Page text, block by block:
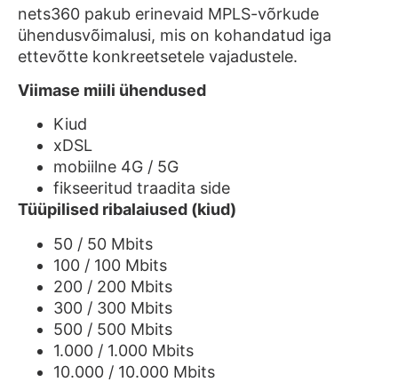
nets360 pakub erinevaid MPLS-võrkude
ühendusvõimalusi, mis on kohandatud iga
ettevõtte konkreetsetele vajadustele.
Viimase miili ühendused
Kiud
xDSL
mobiilne 4G / 5G
fikseeritud traadita side
Tüüpilised ribalaiused (kiud)
50 / 50 Mbits
100 / 100 Mbits
200 / 200 Mbits
300 / 300 Mbits
500 / 500 Mbits
1.000 / 1.000 Mbits
10.000 / 10.000 Mbits